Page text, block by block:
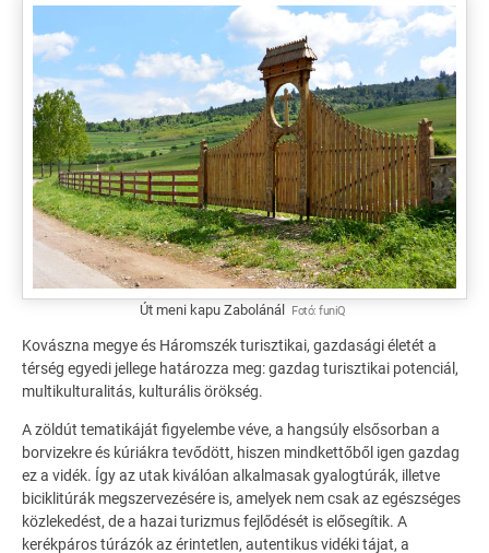
Út meni kapu Zabolánál Fotó:funiQ
Kovászna megye és Háromszék turisztikai, gazdasági életét a
térség egyedi jellege határozza meg: gazdag turisztikai potenciál,
multikulturalitás, kulturális örökség.
A zöldút tematikáját figyelembe véve, a hangsúly elsősorban a
borvizekre és kúriákra tevődött, hiszen mindkettőből igen gazdag
ez a vidék. Így az utak kiválóan alkalmasak gyalogtúrák, illetve
biciklitúrák megszervezésére is, amelyek nem csak az egészséges
közlekedést, de a hazai turizmus fejlődését is elősegítik. A
kerékpáros túrázók az érintetlen, autentikus vidéki tájat, a